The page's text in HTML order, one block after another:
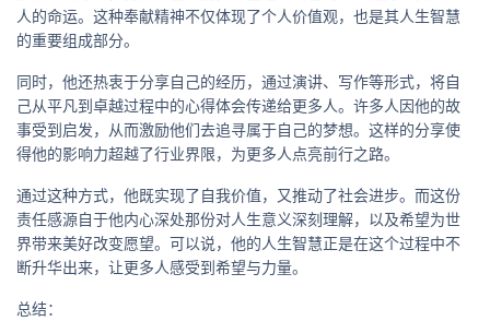
人的命运。这种奉献精神不仅体现了个人价值观，也是其人生智慧
的重要组成部分。
同时，他还热衷于分享自己的经历，通过演讲、写作等形式，将自
己从平凡到卓越过程中的心得体会传递给更多人。许多人因他的故
事受到启发，从而激励他们去追寻属于自己的梦想。这样的分享使
得他的影响力超越了行业界限，为更多人点亮前行之路。
通过这种方式，他既实现了自我价值，又推动了社会进步。而这份
责任感源自于他内心深处那份对人生意义深刻理解，以及希望为世
界带来美好改变愿望。可以说，他的人生智慧正是在这个过程中不
断升华出来，让更多人感受到希望与力量。
总结：